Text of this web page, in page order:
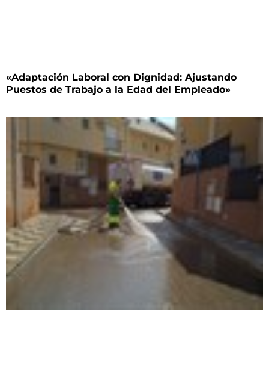
«Adaptación Laboral con Dignidad: Ajustando
Puestos de Trabajo a la Edad del Empleado»